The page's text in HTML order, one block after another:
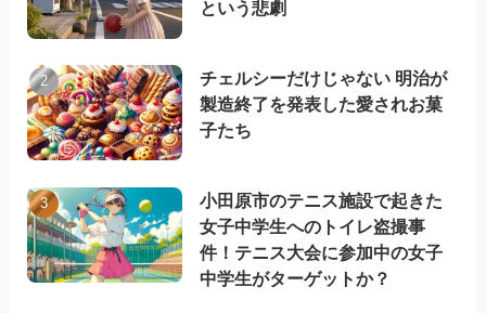
という悲劇
チェルシーだけじゃない 明治が
製造終了を発表した愛されお菓
子たち
小田原市のテニス施設で起きた
女子中学生へのトイレ盗撮事
件！テニス大会に参加中の女子
中学生がターゲットか？